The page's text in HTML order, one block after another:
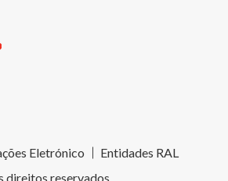
Eletrónico
Entidades RAL
direitos reservados